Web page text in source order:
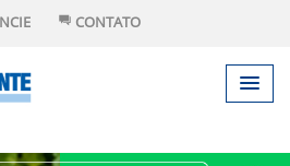
CONTATO